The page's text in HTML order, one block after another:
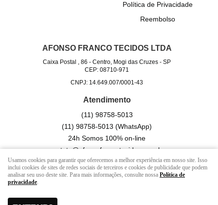
Política de Privacidade
Reembolso
AFONSO FRANCO TECIDOS LTDA
Caixa Postal , 86 -Centro, Mogi das Cruzes -SP
CEP: 08710-971
CNPJ: 14.649.007/0001-43
Atendimento
(11) 98758-5013
(11) 98758-5013(WhatsApp)
24h Somos 100% on-line
contato@afonsofrancotecidos.com.br
LOJA VIRTUAL CRIADA POR
Usamos cookies para garantir que oferecemos a melhor experiência em nosso site. Isso
inclui cookies de sites de redes sociais de terceiros e cookies de publicidade que podem
analisar seu uso deste site. Para mais informações, consulte nossa Política de
privacidade.